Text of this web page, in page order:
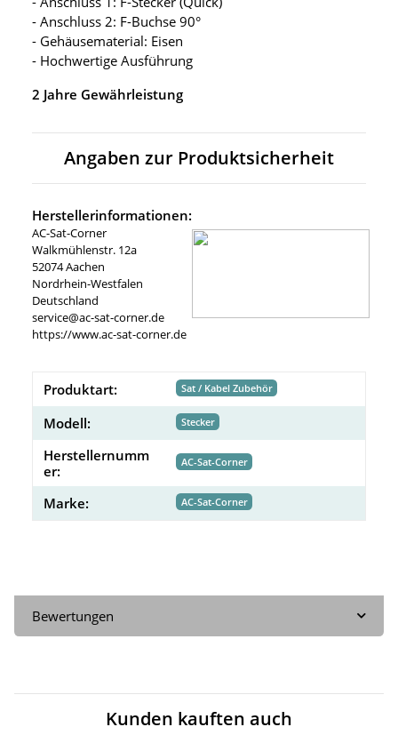
- Anschluss 2: F-Buchse 90°
- Gehäusematerial: Eisen
- Hochwertige Ausführung
2 Jahre Gewährleistung
Angaben zur Produktsicherheit
Herstellerinformationen:
AC-Sat-Corner
Walkmühlenstr. 12a
52074 Aachen
Nordrhein-Westfalen
Deutschland
service@ac-sat-corner.de
https://www.ac-sat-corner.de
Produktart: Sat / Kabel Zubehör
Modell: Stecker
Herstellernumm
er:
AC-Sat-Corner
Marke: AC-Sat-Corner
Bewertungen
Kunden kauften auch